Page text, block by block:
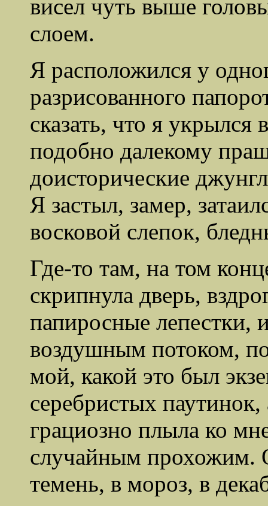
висел чуть выше
слоем.
Я расположился у
разрисованного
сказать, что я укрылся
подобно далекому
доисторические
Я застыл, замер,
восковой слепок,
Где-то там, на том
скрипнула дверь,
папиросные лепестки,
воздушным потоком,
мой, какой это был
серебристых
грациозно плыла ко
случайным прохожим.
темень, в мороз, в